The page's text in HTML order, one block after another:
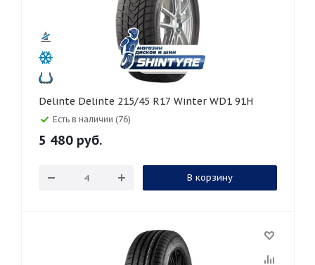
Delinte Delinte 215/45 R17 Winter WD1 91H
Есть в наличии (76)
5 480 руб.
В корзину